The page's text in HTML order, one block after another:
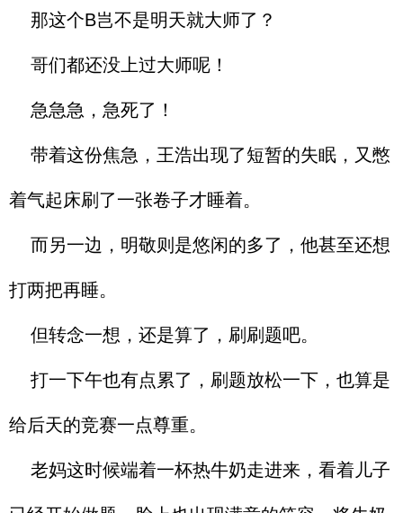
那这个B岂不是明天就大师了？
哥们都还没上过大师呢！
急急急，急死了！
带着这份焦急，王浩出现了短暂的失眠，又憋
着气起床刷了一张卷子才睡着。
而另一边，明敬则是悠闲的多了，他甚至还想
打两把再睡。
但转念一想，还是算了，刷刷题吧。
打一下午也有点累了，刷题放松一下，也算是
给后天的竞赛一点尊重。
老妈这时候端着一杯热牛奶走进来，看着儿子